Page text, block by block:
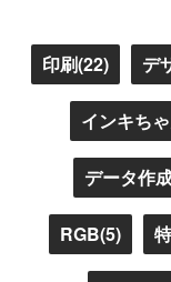
印刷(22) デ
インキち
データ作
RGB(5)